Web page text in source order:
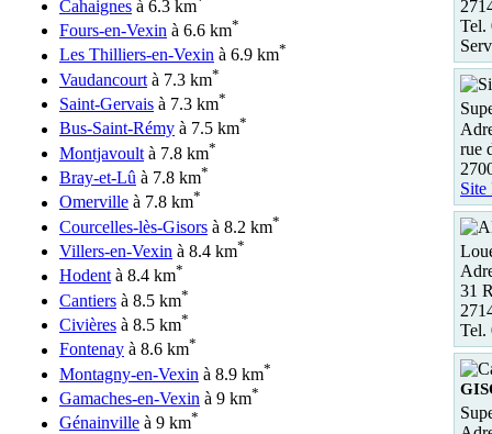
Cahaignes à 6.3 km
Fours-en-Vexin à 6.6 km*
Les Thilliers-en-Vexin à 6.9 km*
Vaudancourt à 7.3 km*
Saint-Gervais à 7.3 km*
Bus-Saint-Rémy à 7.5 km*
Montjavoult à 7.8 km*
Bray-et-Lû à 7.8 km*
Omerville à 7.8 km*
Courcelles-lès-Gisors à 8.2 km*
Villers-en-Vexin à 8.4 km*
Hodentà 8.4 km*
Cantiers à 8.5 km*
Civières à 8.5 km*
Fontenay à 8.6 km*
Montagny-en-Vexin à 8.9 km*
Gamaches-en-Vexin à 9 km*
Génainville à 9 km*
Tel.
rue
Site
31
Tel.